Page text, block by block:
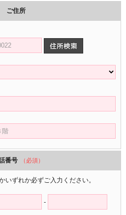
ご住所
番号 （必須）
いずれか必ずご入力ください。
-